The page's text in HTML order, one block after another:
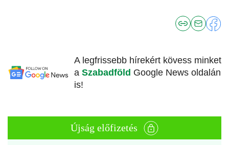
A legfrissebb hírekért kövess minket
a Szabadföld Google News oldalán
is!
Újság előfizetés